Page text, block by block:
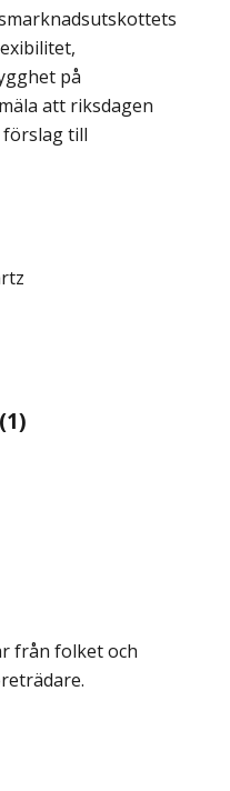
på
att riksdagen
till
från folket och